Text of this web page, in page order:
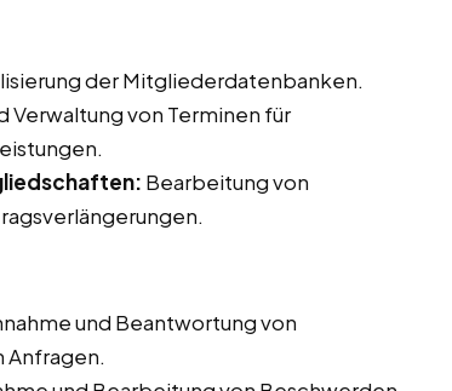
der Mitgliederdatenbanken.
Verwaltung von Terminen für
Bearbeitung von
und Beantwortung von
Anfragen.